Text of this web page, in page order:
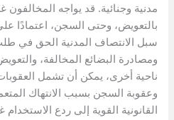
مدنية وجنائية. قد يواجه
بالتعويض، وحتى السجن، اعتمادًا
سبل الانتصاف المدنية الحق في
ومصادرة البضائع المخالفة،
ناحية أخرى، يمكن أن تشمل
وعقوبة السجن بسبب الانتهاك
القانونية القوية إلى ردع